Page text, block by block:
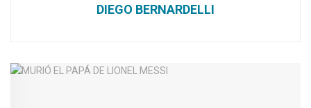
DIEGO BERNARDELLI